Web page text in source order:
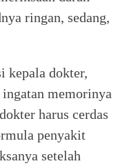
ringan, sedang,
kepala dokter,
memorinya
harus cerdas
penyakit
setelah